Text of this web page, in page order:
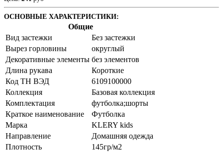
ОСНОВНЫЕ ХАРАКТЕРИСТИКИ:
Общие
Вид застежки
Без застежки
Вырез горловины
округлый
Декоративные элементы без элементов
Длина рукава
Короткие
Код ТН ВЭД
6109100000
Коллекция
Базовая коллекция
Комплектация
футболка;шорты
Краткое наименование
Футболка
Марка
KLERY kids
Направление
Домашняя одежда
Плотность
145гр/м2